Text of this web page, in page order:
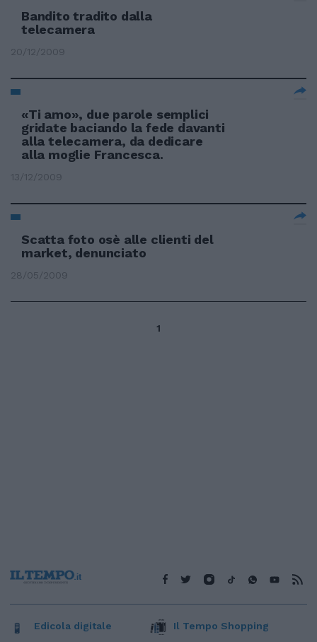
Bandito tradito dalla
telecamera
20/12/2009
«Ti amo», due parole semplici
gridate baciando la fede davanti
alla telecamera, da dedicare
alla moglie Francesca.
13/12/2009
Scatta foto osè alle clienti del
market, denunciato
28/05/2009
1
Edicola digitale Il Tempo Shopping